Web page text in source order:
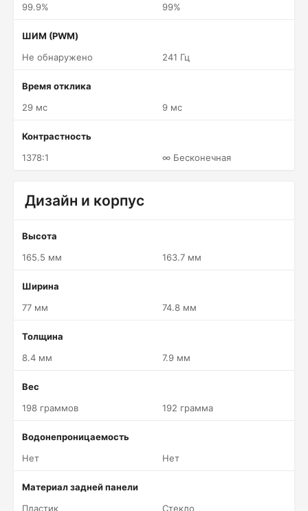
99.9%
99%
ШИМ (PWM)
Не обнаружено
241 Гц
Время отклика
29 мс
9 мс
Контрастность
1378:1
∞ Бесконечная
Дизайн и корпус
Высота
165.5 мм
163.7 мм
Ширина
77 мм
74.8 мм
Толщина
8.4 мм
7.9 мм
Вес
198 граммов
192 грамма
Водонепроницаемость
Нет
Нет
Материал задней панели
Пластик
Стекло